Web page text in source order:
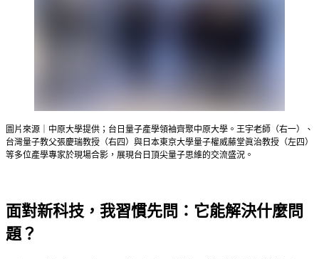
圖片來源｜中原大學提供；台日量子產學領袖齊聚中原大學。王宇老師（右一）、
台灣量子教父張慶瑞教授（右四）與日本東京大學量子權威藤堂眞治教授（左四）
等多位產學專家於現場合影，展現台日頂尖量子思維的交流盛況。
面對新科技，我習慣先問：它能解決什麼問
題？